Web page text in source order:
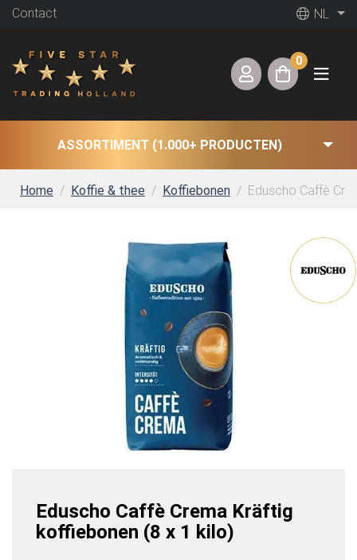
Contact NL
0
ASSORTIMENT (1.000+ PRODUCTEN)
Home Koffie & thee Koffiebonen Eduscho Caffè
Eduscho Caffè Crema Kräftig
koffiebonen (8 x 1 kilo)